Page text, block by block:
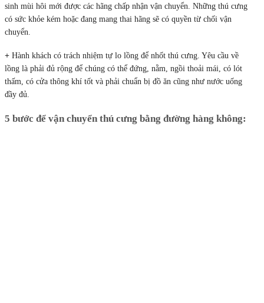
sinh mùi hôi mới được các hãng chấp nhận vận chuyển. Những thú cưng
có sức khỏe kém hoặc đang mang thai hãng sẽ có quyền từ chối vận
chuyển.
+ Hành khách có trách nhiệm tự lo lồng để nhốt thú cưng. Yêu cầu về
lồng là phải đủ rộng để chúng có thể đứng, nằm, ngồi thoải mái, có lót
thấm, có cửa thông khí tốt và phải chuẩn bị đồ ăn cũng như nước uống
đầy đủ.
5 bước để vận chuyển thú cưng bằng đường hàng không: